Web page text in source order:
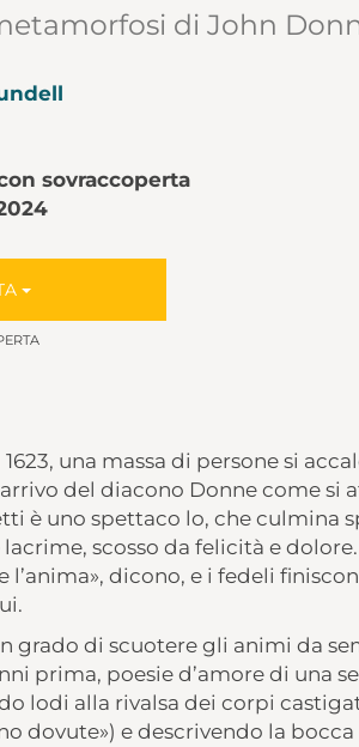
di John
sovraccoperta
una massa di persone si
del diacono Donne come si
è uno spettaco lo, che culmina
scosso da felicità e
l’anima», dicono, e i fedeli
grado di scuotere gli animi da
prima, poesie d’amore di una
lodi alla rivalsa dei corpi
dovute») e descrivendo la